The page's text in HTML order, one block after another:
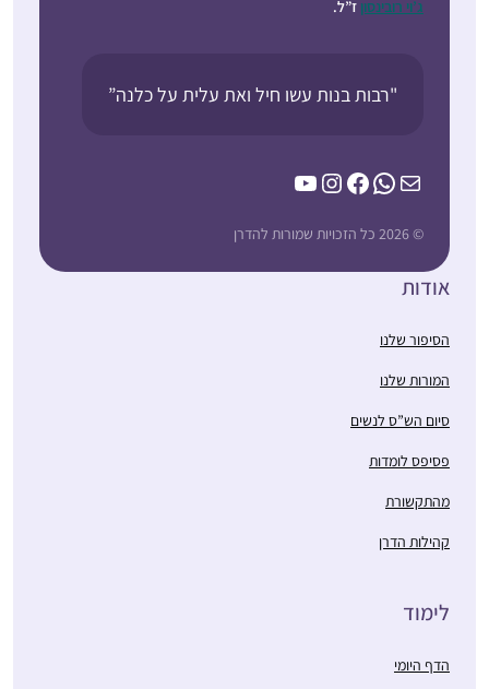
ג’וי רובינסון ז”ל.
"רבות בנות עשו חיל ואת עלית על כלנה”
Mail
WhatsApp
Facebook
Instagram
YouTube
© 2026 כל הזכויות שמורות להדרן
אודות
הסיפור שלנו
המורות שלנו
סיום הש”ס לנשים
פסיפס לומדות
מהתקשורת
קהילות הדרן
לימוד
הדף היומי